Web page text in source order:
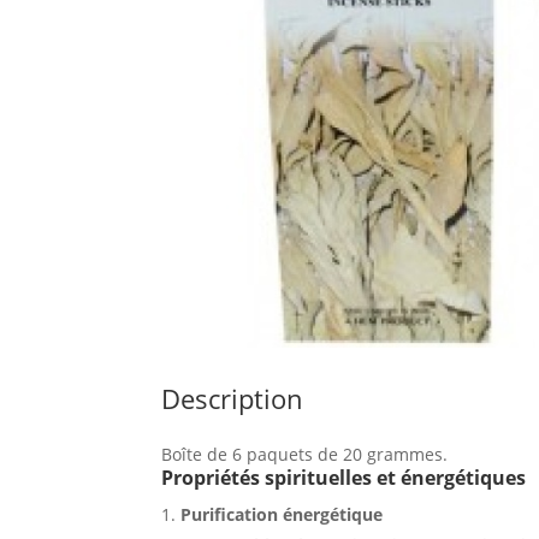
Description
Boîte de 6 paquets de 20 grammes.
Propriétés spirituelles et énergétiques
Purification énergétique